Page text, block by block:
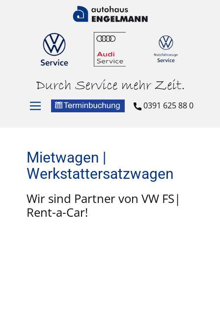
0391 625 88 0
Mietwagen |
Werkstattersatzwagen
Wir sind Partner von VW FS|
Rent-a-Car!